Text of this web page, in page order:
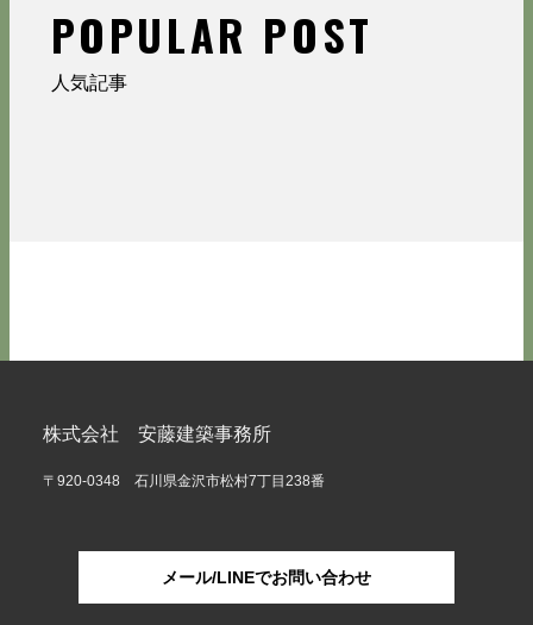
POPULAR POST
人気記事
株式会社 安藤建築事務所
〒920-0348 石川県金沢市松村7丁目238番
メール/LINEでお問い合わせ